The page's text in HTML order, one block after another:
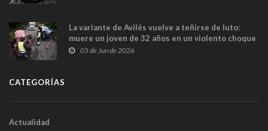
La variante de Avilés vuelve a teñirse de luto:
muere un joven de 32 años en un violento choque
frontal
05 de Jun de 2026
CATEGORÍAS
Actualidad